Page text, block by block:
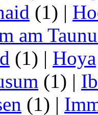
(1) |
am
(1) | Hoya
(1) |
(1) |